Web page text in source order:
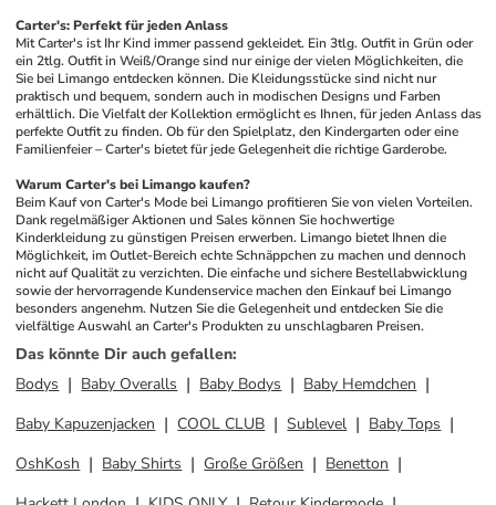
Carter's: Perfekt für jeden Anlass
Mit Carter's ist Ihr Kind immer passend gekleidet. Ein 3tlg. Outfit in Grün oder
ein 2tlg. Outfit in Weiß/Orange sind nur einige der vielen Möglichkeiten, die
Sie bei Limango entdecken können. Die Kleidungsstücke sind nicht nur
praktisch und bequem, sondern auch in modischen Designs und Farben
erhältlich. Die Vielfalt der Kollektion ermöglicht es Ihnen, für jeden Anlass das
perfekte Outfit zu finden. Ob für den Spielplatz, den Kindergarten oder eine
Familienfeier – Carter's bietet für jede Gelegenheit die richtige Garderobe.
Warum Carter's bei Limango kaufen?
Beim Kauf von Carter's Mode bei Limango profitieren Sie von vielen Vorteilen.
Dank regelmäßiger Aktionen und Sales können Sie hochwertige
Kinderkleidung zu günstigen Preisen erwerben. Limango bietet Ihnen die
Möglichkeit, im Outlet-Bereich echte Schnäppchen zu machen und dennoch
nicht auf Qualität zu verzichten. Die einfache und sichere Bestellabwicklung
sowie der hervorragende Kundenservice machen den Einkauf bei Limango
besonders angenehm. Nutzen Sie die Gelegenheit und entdecken Sie die
vielfältige Auswahl an Carter's Produkten zu unschlagbaren Preisen.
Das könnte Dir auch gefallen:
Bodys
Baby Overalls Baby Bodys
Baby Hemdchen
Baby Kapuzenjacken
COOL CLUB Sublevel
Baby Tops
OshKosh
Baby Shirts Große Größen
Benetton